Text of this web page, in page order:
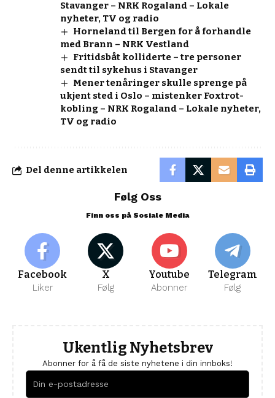
Stavanger – NRK Rogaland – Lokale
nyheter, TV og radio
Horneland til Bergen for å forhandle
med Brann – NRK Vestland
Fritidsbåt kolliderte – tre personer
sendt til sykehus i Stavanger
Mener tenåringer skulle sprenge på
ukjent sted i Oslo – mistenker Foxtrot-
kobling – NRK Rogaland – Lokale nyheter,
TV og radio
Del denne artikkelen
Følg Oss
Finn oss på Sosiale Media
Facebook
Liker
X
Følg
Youtube
Abonner
Telegram
Følg
Ukentlig Nyhetsbrev
Abonner for å få de siste nyhetene i din innboks!